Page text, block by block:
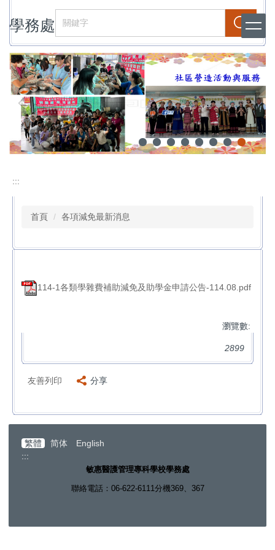
到
要
內
容
區
學務處 搜尋
:::
首頁 各項減免最新消息
114-1各類學雜費補助減免及助學金申請公告-114.08.pdf
瀏覽數:
2899
友善列印 分享
繁體 简体
English
:::
敏惠醫護管理專科學校學務處
聯絡電話：06-622-6111分機369、367